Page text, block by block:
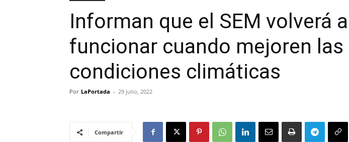
Informan que el SEM volverá a
funcionar cuando mejoren las
condiciones climáticas
Por LaPortada - 29 julio, 2022
Compartir